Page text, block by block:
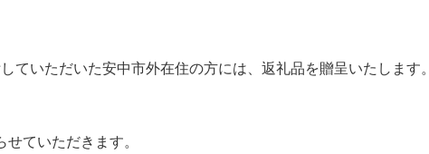
ていただいた安中市外在住の方には、返礼品を贈呈いたします。
ていただきます。